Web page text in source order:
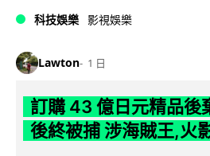
科技娛樂 影視娛樂
Lawton 1 日
訂購 43 億日元精品後
後終被捕 涉海賊王,火